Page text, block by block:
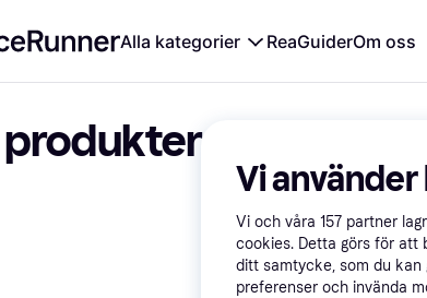
Alla kategorier ReaGuiderOm oss
Vi
Vi och våra 157 partner
cookies. Detta görs för att
ditt samtycke, som du kan
preferenser och invända